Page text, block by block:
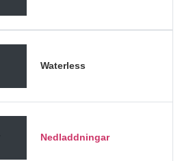
Waterless
Nedladdningar